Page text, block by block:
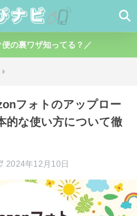
の裏ワザ知ってる？／
フォトのアップロー
的な使い方について徹
2024年12月10日